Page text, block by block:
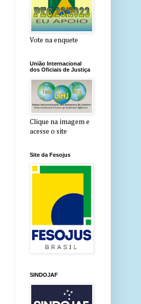
Vote na enquete
União Internacional
dos Oficiais de Justiça
Clique na imagem e
acesse o site
Site da Fesojus
SINDOJAF